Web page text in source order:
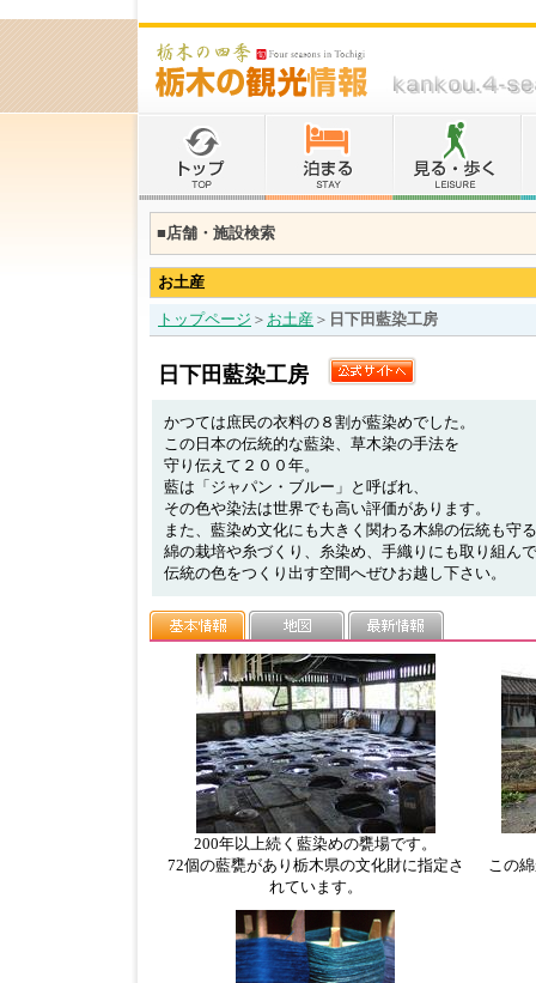
■店舗・施設検索
お土産
トップページ ＞ お土産 ＞ 日下田藍染工房
日下田藍染工房
かつては庶民の衣料の８割が藍染めでした。
この日本の伝統的な藍染、草木染の手法を
守り伝えて２００年。
藍は「ジャパン・ブルー」と呼ばれ、
その色や染法は世界でも高い評価があります。
また、藍染め文化にも大きく関わる木綿の伝統も守
綿の栽培や糸づくり、糸染め、手織りにも取り組ん
伝統の色をつくり出す空間へぜひお越し下さい。
200年以上続く藍染めの甕場です。
72個の藍甕があり栃木県の文化財に指定さ
れています。
この